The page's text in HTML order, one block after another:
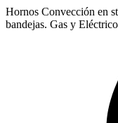
Ir
al
Hornos Convección en
bandejas. Gas y